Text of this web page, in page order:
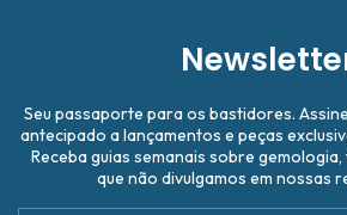
Seu passaporte para os bastidores.
antecipado a lançamentos e peças
Receba guias semanais sobre
que não divulgamos em nossas